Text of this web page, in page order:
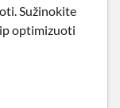
Sužinokite
optimizuoti